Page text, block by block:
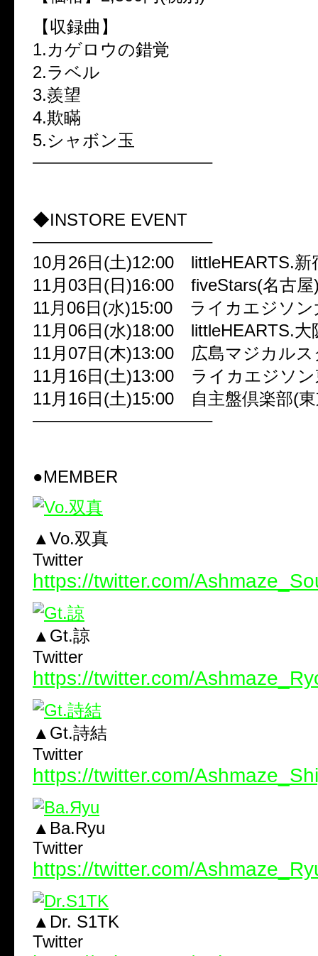
【収録曲】
1.カゲロウの錯覚
2.ラベル
3.羨望
4.欺瞞
5.シャボン玉
——————————–
◆INSTORE EVENT
——————————–
10月26日(土)12:00 littleHEARTS.新
11月03日(日)16:00 fiveStars(名古屋
11月06日(水)15:00 ライカエジソン
11月06日(水)18:00 littleHEARTS.大
11月07日(木)13:00 広島マジカルス
11月16日(土)13:00 ライカエジソン
11月16日(土)15:00 自主盤倶楽部(
——————————–
●MEMBER
▲Vo.双真
Twitter
https://twitter.com/
▲Gt.諒
Twitter
https://twitter.com/
▲Gt.詩結
Twitter
https://twitter.com/
▲Ba.Ryu
Twitter
https://twitter.com/
▲Dr. S1TK
Twitter